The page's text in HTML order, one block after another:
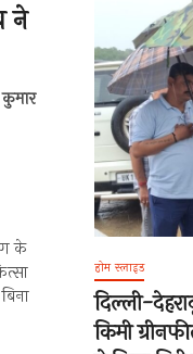
ने
के
होम स्लाइड
दिल्ली-
किमी